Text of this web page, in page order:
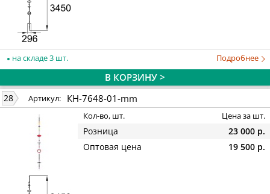
на складе 3 шт. Подробнее
В КОРЗИНУ >
28 Артикул: КН-7648-01-mm
Кол-во, шт. Цена за шт.
Розница
23 000 р.
Оптовая цена
19 500 р.